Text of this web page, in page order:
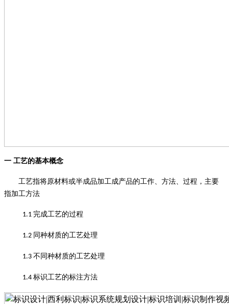
一 工艺的基本概念
工艺指将原材料或半成品加工成产品的工作、方法、过程，主要
指加工方法
1.1 完成工艺的过程
1.2 同种材质的工艺处理
1.3 不同种材质的工艺处理
1.4 标识工艺的标注方法